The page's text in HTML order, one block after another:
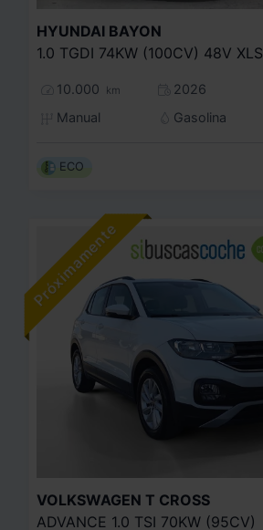
HYUNDAI BAYON
1.0 TGDI 74KW (100CV) 48V XLS
10.000 km
2026
Manual
Gasolina
ECO
VOLKSWAGEN T CROSS
ADVANCE 1.0 TSI 70KW (95CV)